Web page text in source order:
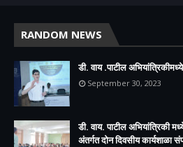
RANDOM NEWS
डी. वाय .पाटील
September 30, 2023
डी. वाय. पाटील अभियांत्रिकी
अंतर्गत दोन दिवसीय कार्यशाळा